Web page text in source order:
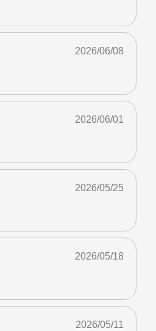
2026/06/08
2026/06/01
2026/05/25
2026/05/18
2026/05/11